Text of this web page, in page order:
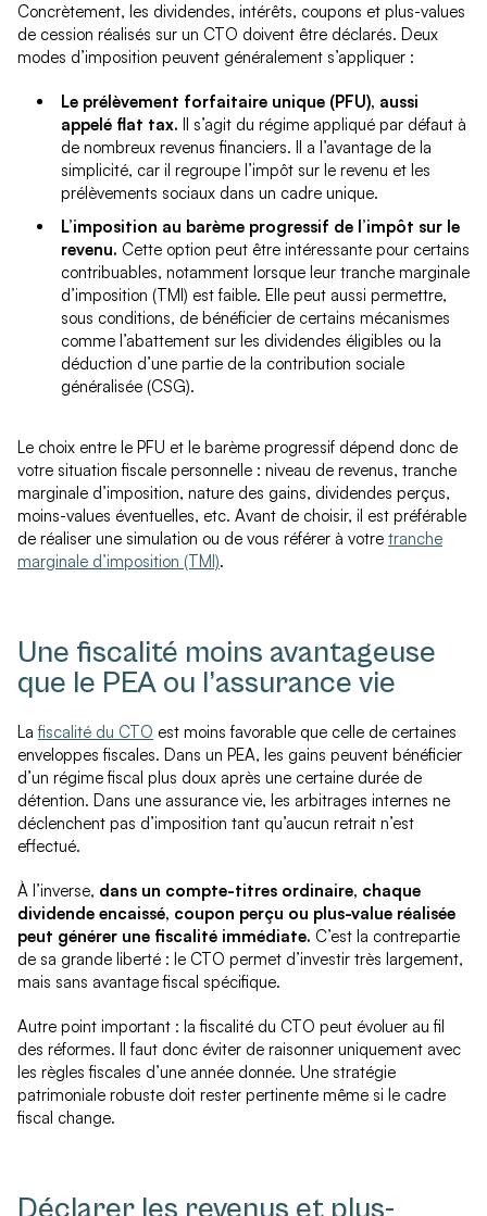
Concrètement, les dividendes, intérêts, coupons et plus-values
de cession réalisés sur un CTO doivent être déclarés. Deux
modes d’imposition peuvent généralement s’appliquer :
Le prélèvement forfaitaire unique (PFU), aussi
appelé flat tax. Il s’agit du régime appliqué par défaut à
de nombreux revenus financiers. Il a l’avantage de la
simplicité, car il regroupe l’impôt sur le revenu et les
prélèvements sociaux dans un cadre unique.
L’imposition au barème progressif de l’impôt sur le
revenu. Cette option peut être intéressante pour certains
contribuables, notamment lorsque leur tranche marginale
d’imposition (TMI) est faible. Elle peut aussi permettre,
sous conditions, de bénéficier de certains mécanismes
comme l’abattement sur les dividendes éligibles ou la
déduction d’une partie de la contribution sociale
généralisée (CSG).
Le choix entre le PFU et le barème progressif dépend donc de
votre situation fiscale personnelle : niveau de revenus, tranche
marginale d’imposition, nature des gains, dividendes perçus,
moins-values éventuelles, etc. Avant de choisir, il est préférable
de réaliser une simulation ou de vous référer à votre tranche
marginale d’imposition (TMI).
Une fiscalité moins avantageuse
que le PEA ou l’assurance vie
Lafiscalité du CTO est moins favorable que celle de certaines
enveloppes fiscales. Dans un PEA, les gains peuvent bénéficier
d’un régime fiscal plus doux après une certaine durée de
détention. Dans une assurance vie, les arbitrages internes ne
déclenchent pas d’imposition tant qu’aucun retrait n’est
effectué.
À l’inverse, dans un compte-titres ordinaire, chaque
dividende encaissé, coupon perçu ou plus-value réalisée
peut générer une fiscalité immédiate. C’est la contrepartie
de sa grande liberté : le CTO permet d’investir très largement,
mais sans avantage fiscal spécifique.
Autre point important : la fiscalité du CTO peut évoluer au fil
des réformes. Il faut donc éviter de raisonner uniquement avec
les règles fiscales d’une année donnée. Une stratégie
patrimoniale robuste doit rester pertinente même si le cadre
fiscal change.